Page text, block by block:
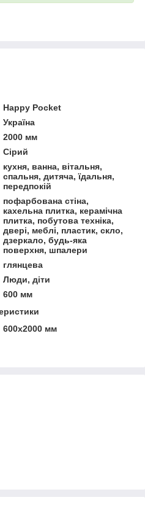
Happy Pocket
Україна
2000 мм
Сірий
кухня, ванна, вітальня,
спальня, дитяча, їдальня,
передпокій
пофарбована стіна,
кахельна плитка, керамічна
плитка, побутова техніка,
двері, меблі, пластик, скло,
дзеркало, будь-яка
поверхня, шпалери
глянцева
Люди, діти
600 мм
600х2000 мм